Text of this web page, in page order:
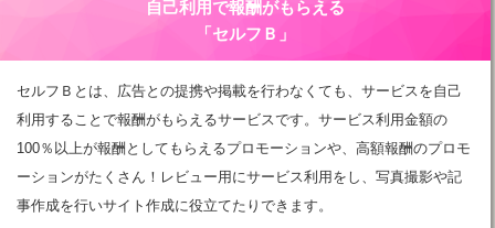
自己利用で報酬がもらえる
「セルフＢ」
セルフＢとは、広告との提携や掲載を行わなくても、サービスを自己
利用することで報酬がもらえるサービスです。サービス利用金額の
100％以上が報酬としてもらえるプロモーションや、高額報酬のプロモ
ーションがたくさん！レビュー用にサービス利用をし、写真撮影や記
事作成を行いサイト作成に役立てたりできます。